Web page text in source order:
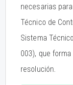
necesarias
Técnico de
Sistema
003), que
resolución.